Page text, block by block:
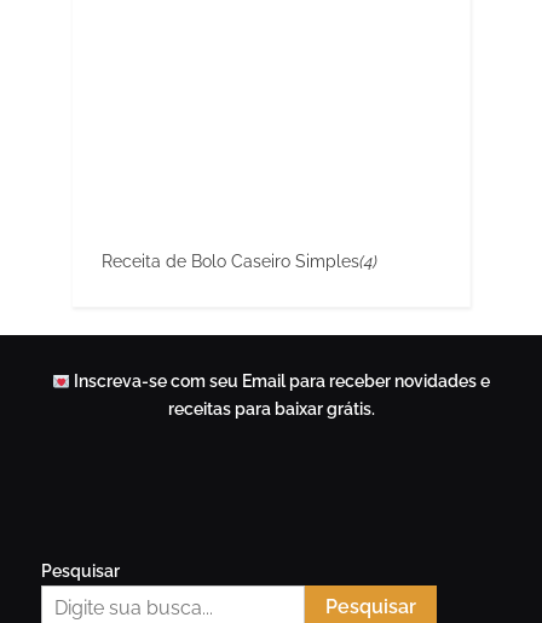
Receita de Bolo Caseiro Simples(4)
Inscreva-se com seu Email para receber novidades e
receitas para baixar grátis.
Pesquisar
Pesquisar